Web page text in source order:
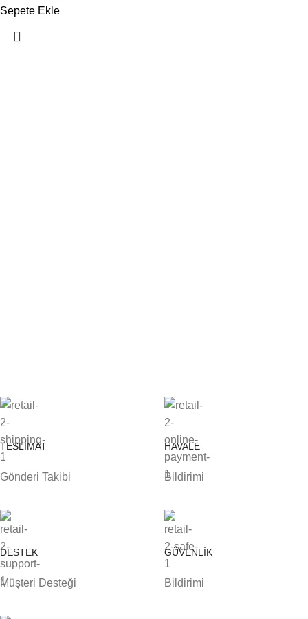
Sepete Ekle
TESLİMAT
Gönderi Takibi
HAVALE
Bildirimi
DESTEK
Müşteri Desteği
GÜVENLİK
Bildirimi